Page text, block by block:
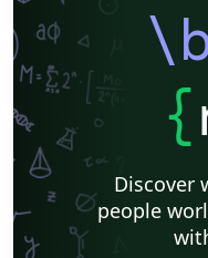
{
Discover
people